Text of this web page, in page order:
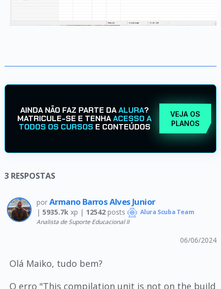
AINDA NÃO FAZ PARTE DAALURA?
MATRICULE-SE E TENHAACESSO A
TODOS OS CURSOS E CONTEÚDOS
VEJA OS
PLANOS
3 RESPOSTAS
por Armano Barros Alves Junior
| 5935.7k xp | 12542posts Alura Scuba Team
Analista de Suporte Educacional II
06/06/2024
Olá Maiko, tudo bem?
O erro "This compilation unit is not on the build